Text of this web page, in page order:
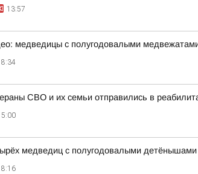
13:57
медведицы с полугодовалыми
СВО и их семьи отправились в
медведиц с полугодовалыми